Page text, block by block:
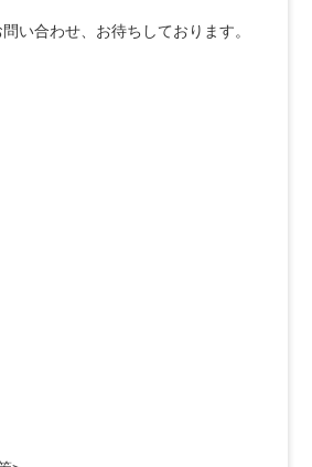
い合わせ、お待ちしております。